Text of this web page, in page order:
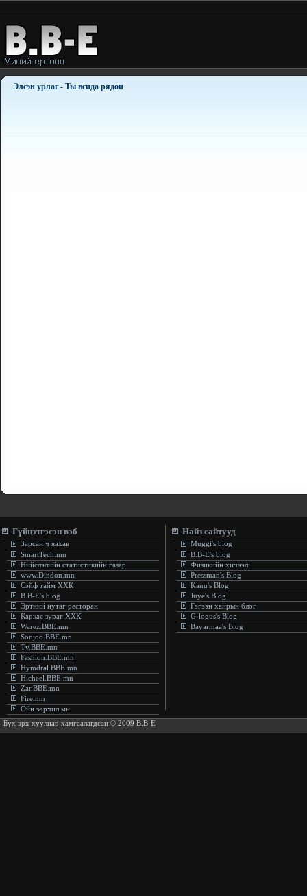
Элсэн урлаг - Ты всида рядои
Гүйцэтгэсэн вэб
Зарсан ч яахав
SmartTech.mn
Нийслэлийн статистикийн газар
www.Dindon.mn
Сэйф тайм ХХК
B.B-E's blog
Эртний нутаг ресторан
Каркас зураг ХХК
Warez.BBE.mn
Sonjoo.BBE.mn
Tv.BBE.mn
Fashion.BBE.mn
Hymdral.BBE.mn
Hicheel.BBE.mn
Zar.BBE.mn
Fire.mn
Ойн зөрчил.мн
Найз сайтууд
Muggi's blog
B.B-E's blog
Физикийн хичээл
Pressman's Blog
Kanu's Blog
Juye's Blog
Гэгээн хайрын блог
G-logus's Blog
Bayarmaa's Blog
Бүх эрх хуулиар хамгаалагдсан © 2009 B.B-E